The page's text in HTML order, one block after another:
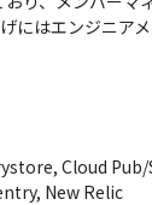
にはエンジニア
Cloud
New Relic